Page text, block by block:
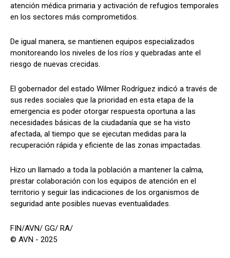
atención médica primaria y activación de refugios temporales
en los sectores más comprometidos.
De igual manera, se mantienen equipos especializados
monitoreando los niveles de los ríos y quebradas ante el
riesgo de nuevas crecidas.
El gobernador del estado Wilmer Rodríguez indicó a través de
sus redes sociales que la prioridad en esta etapa de la
emergencia es poder otorgar respuesta oportuna a las
necesidades básicas de la ciudadanía que se ha visto
afectada, al tiempo que se ejecutan medidas para la
recuperación rápida y eficiente de las zonas impactadas.
Hizo un llamado a toda la población a mantener la calma,
prestar colaboración con los equipos de atención en el
territorio y seguir las indicaciones de los organismos de
seguridad ante posibles nuevas eventualidades.
FIN/AVN/ GG/ RA/
© AVN - 2025